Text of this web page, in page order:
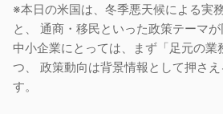
※本日の米国は、冬季悪天候による実
と、 通商・移民といった政策テーマが
中小企業にとっては、まず「足元の業
つ、 政策動向は背景情報として押さ
す。